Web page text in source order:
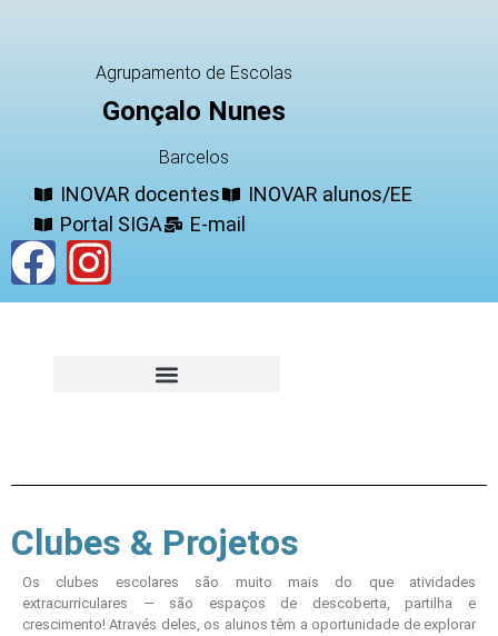
Agrupamento de Escolas
Gonçalo Nunes
Barcelos
INOVAR docentes
INOVAR alunos/EE
Portal SIGA
E-mail
Clubes & Projetos
Os clubes escolares são muito mais do que atividades
extracurriculares — são espaços de descoberta, partilha e
crescimento! Através deles, os alunos têm a oportunidade de explorar